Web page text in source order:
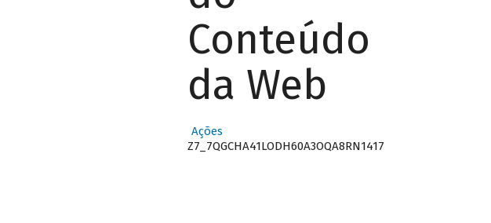
Conteúdo
da Web
Ações
Z7_7QGCHA41LODH60A3OQA8RN1417